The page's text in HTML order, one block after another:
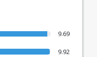
9.69
9.92